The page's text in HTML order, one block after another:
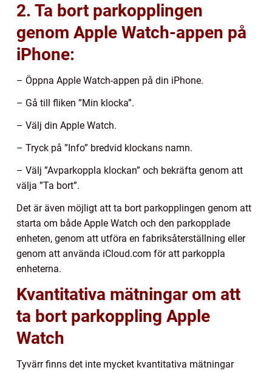
2. Ta bort parkopplingen
genom Apple Watch-appen på
iPhone:
– Öppna Apple Watch-appen på din iPhone.
– Gå till fliken ”Min klocka”.
– Välj din Apple Watch.
– Tryck på ”Info” bredvid klockans namn.
– Välj ”Avparkoppla klockan” och bekräfta genom att
välja ”Ta bort”.
Det är även möjligt att ta bort parkopplingen genom att
starta om både Apple Watch och den parkopplade
enheten, genom att utföra en fabriksåterställning eller
genom att använda iCloud.com för att parkoppla
enheterna.
Kvantitativa mätningar om att
ta bort parkoppling Apple
Watch
Tyvärr finns det inte mycket kvantitativa mätningar